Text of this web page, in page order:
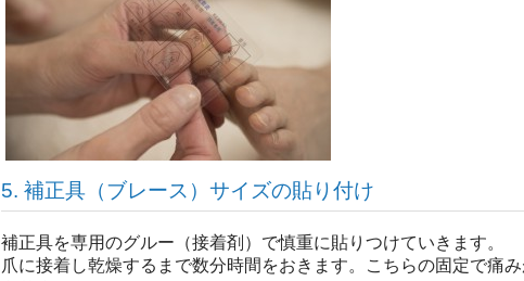
5. 補正具（ブレース）サイズの貼り付け
補正具を専用のグルー（接着剤）で慎重に貼りつけていきます。
爪に接着し乾燥するまで数分時間をおきます。こちらの固定で痛